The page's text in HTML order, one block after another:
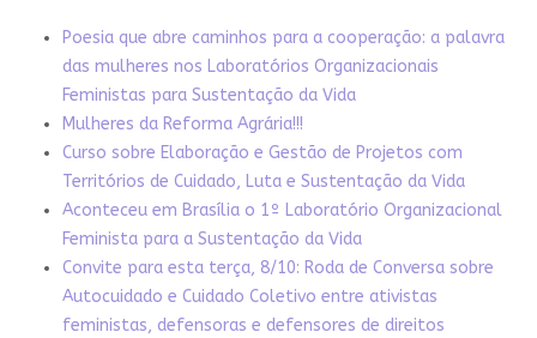
Poesia que abre caminhos para a cooperação: a palavra
das mulheres nos Laboratórios Organizacionais
Feministas para Sustentação da Vida
Mulheres da Reforma Agrária!!!
Curso sobre Elaboração e Gestão de Projetos com
Territórios de Cuidado, Luta e Sustentação da Vida
Aconteceu em Brasília o 1º Laboratório Organizacional
Feminista para a Sustentação da Vida
Convite para esta terça, 8/10: Roda de Conversa sobre
Autocuidado e Cuidado Coletivo entre ativistas
feministas, defensoras e defensores de direitos